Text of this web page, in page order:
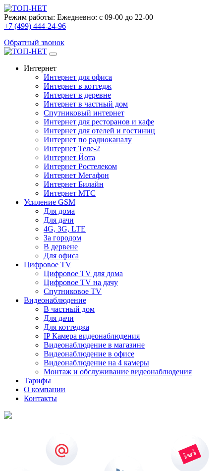
Режим работы: Ежедневно: с 09-00 до 22-00
+7 (499) 444-24-96
Обратный звонок
Интернет
Интернет для офиса
Интернет в коттедж
Интернет в деревне
Интернет в частный дом
Спутниковый интернет
Интернет для ресторанов и кафе
Интернет для отелей и гостиниц
Интернет по радиоканалу
Интернет Теле-2
Интернет Йота
Интернет Ростелеком
Интернет Мегафон
Интернет Билайн
Интернет МТС
Усиление GSM
Для дома
Для дачи
4G, 3G, LTE
За городом
В дервене
Для офиса
Цифровое TV
Цифровое TV для дома
Цифровое TV на дачу
Спутниковое TV
Видеонаблюдение
В частный дом
Для дачи
Для коттеджа
IP Камера видеонаблюдения
Видеонаблюдение в магазине
Видеонаблюдение в офисе
Видеонаблюдение на 4 камеры
Монтаж и обслуживание видеонаблюдения
Тарифы
О компании
Контакты